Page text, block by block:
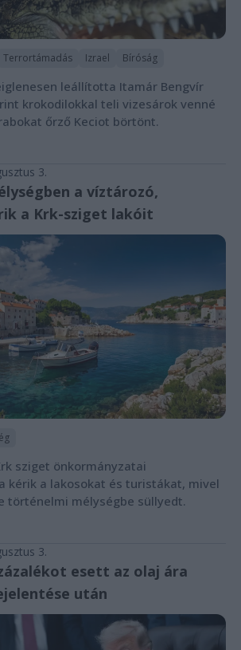
Terrortámadás Izrael Bíróság
leállította Itamár Bengvír
krokodilokkal teli vizesárok venné
őrző Keciot börtönt.
3.
a víztározó,
a Krk-sziget lakóit
sziget önkormányzatai
kérik a lakosokat és turistákat, mivel
történelmi mélységbe süllyedt.
3.
esett az olaj ára
után